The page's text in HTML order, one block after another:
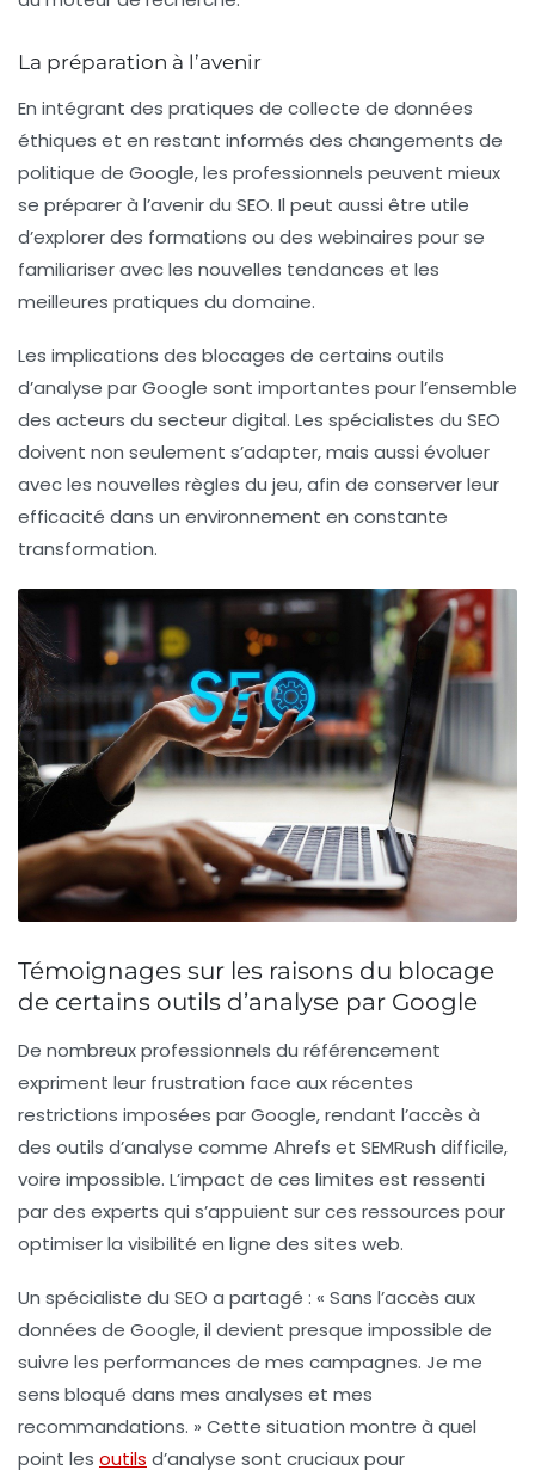
La préparation à l’avenir
En intégrant des pratiques de collecte de données
éthiques et en restant informés des changements de
politique de Google, les professionnels peuvent mieux
se préparer à l’avenir du SEO. Il peut aussi être utile
d’explorer des formations ou des webinaires pour se
familiariser avec les nouvelles tendances et les
meilleures pratiques du domaine.
Les implications des blocages de certains outils
d’analyse par Google sont importantes pour l’ensemble
des acteurs du secteur digital. Les spécialistes du SEO
doivent non seulement s’adapter, mais aussi évoluer
avec les nouvelles règles du jeu, afin de conserver leur
efficacité dans un environnement en constante
transformation.
Témoignages sur les raisons du blocage
de certains outils d’analyse par Google
De nombreux professionnels du référencement
expriment leur frustration face aux récentes
restrictions imposées par Google, rendant l’accès à
des outils d’analyse comme Ahrefs et SEMRush difficile,
voire impossible. L’impact de ces limites est ressenti
par des experts qui s’appuient sur ces ressources pour
optimiser la visibilité en ligne des sites web.
Un spécialiste du SEO a partagé : « Sans l’accès aux
données de Google, il devient presque impossible de
suivre les performances de mes campagnes. Je me
sens bloqué dans mes analyses et mes
recommandations. » Cette situation montre à quel
point les outils d’analyse sont cruciaux pour